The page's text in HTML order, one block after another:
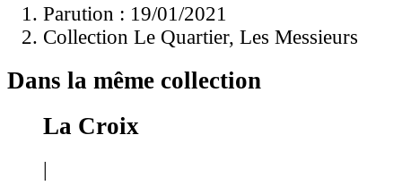
Parution : 19/01/2021
Collection Le Quartier, Les Messieurs
Dans la même collection
La Croix
|